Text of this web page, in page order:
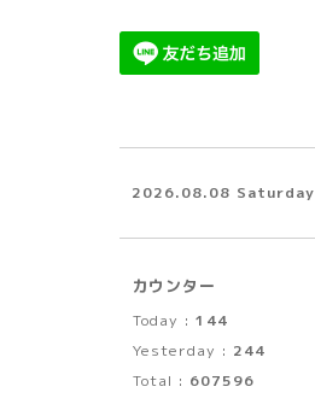
2026.08.08 Saturday
カウンター
Today : 144
Yesterday : 244
Total : 607596